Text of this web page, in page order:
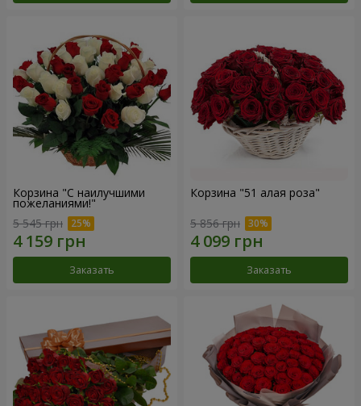
Корзина "С наилучшими
пожеланиями!"
5 545 грн
Заказать
Корзина "51 алая роза"
5 856 грн
Заказать